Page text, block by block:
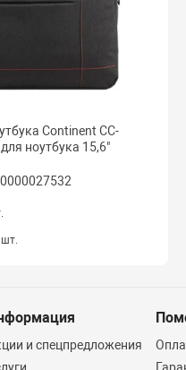
Continent CC-
ноутбука 15,6"
и спецпредложения